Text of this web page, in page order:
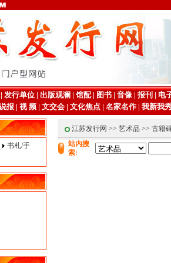
发行单位| 出版观澜 | 馆配| 图书| 音像| 报刊 | 电
报| 视 频| 文交会| 文化焦点| 名家名作| 我新我
书札/手
江苏发行网 >> 艺术品 >> 古籍
站内搜
索: